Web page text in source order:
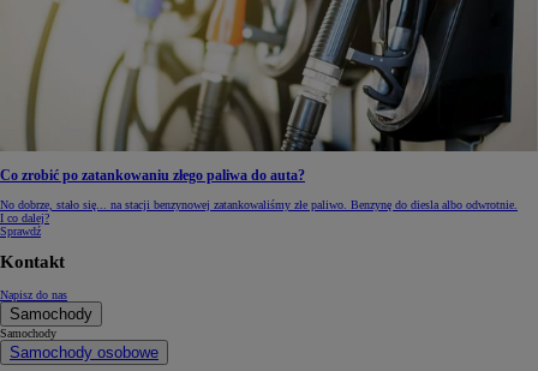
Co zrobić po zatankowaniu złego paliwa do auta?
No dobrze, stało się... na stacji benzynowej zatankowaliśmy złe paliwo. Benzynę do diesla albo odwrotnie.
I co dalej?
Sprawdź
Kontakt
Napisz do nas
Samochody
Samochody
Samochody osobowe